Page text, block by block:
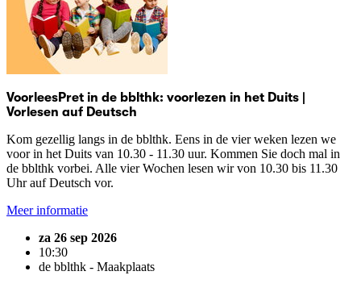
VoorleesPret in de bblthk: voorlezen in het Duits |
Vorlesen auf Deutsch
Kom gezellig langs in de bblthk. Eens in de vier weken lezen we
voor in het Duits van 10.30 - 11.30 uur. Kommen Sie doch mal in
de bblthk vorbei. Alle vier Wochen lesen wir von 10.30 bis 11.30
Uhr auf Deutsch vor.
Meer informatie
za 26 sep 2026
10:30
de bblthk - Maakplaats